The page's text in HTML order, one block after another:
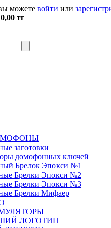
можете войти или
0,00 тг
заготовки
домофонных ключей
Брелок Эпокси №1
Брелки Эпокси №2
Брелки Эпокси №3
Брелки Мифаер
ЛОГОТИП